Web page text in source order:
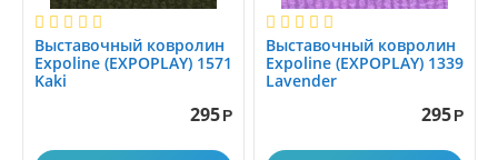
Выставочный ковролин
Expoline (EXPOPLAY) 1571
Kaki
295 Р
Выставочный ковролин
Expoline (EXPOPLAY) 1339
Lavender
295 Р